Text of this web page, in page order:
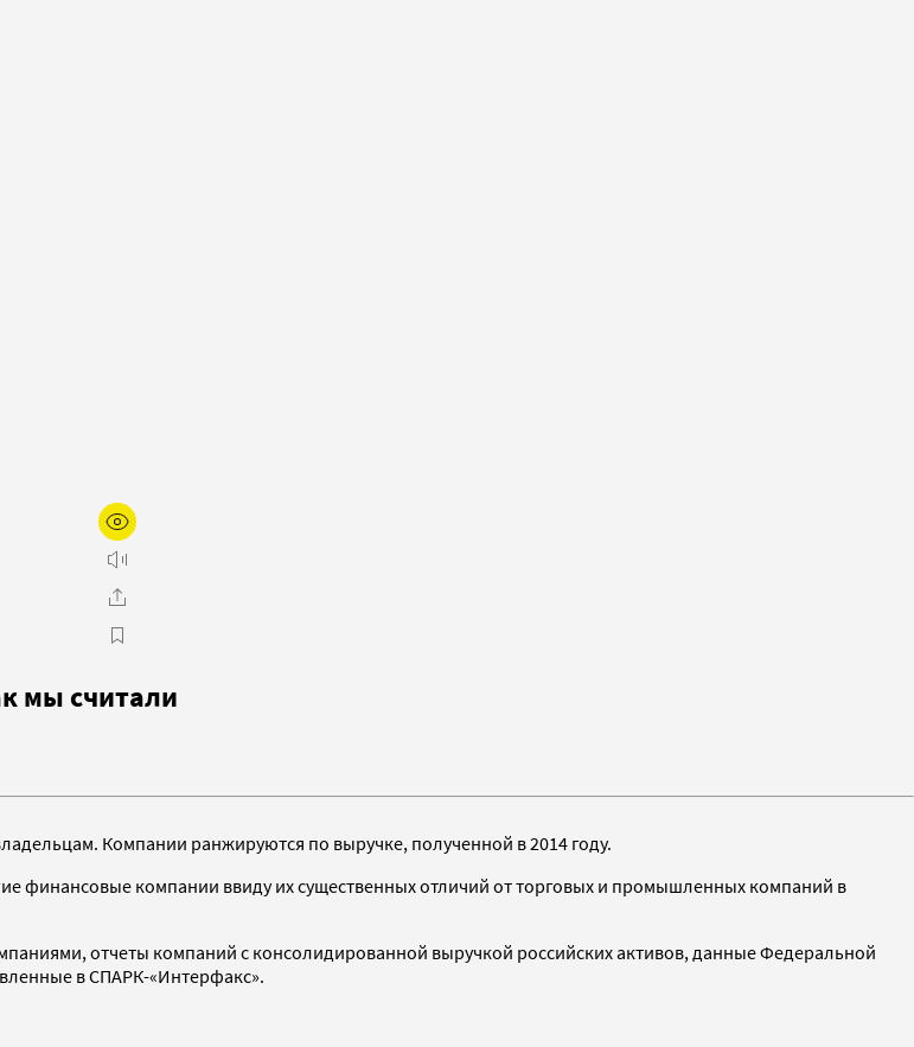
мы считали
Компании ранжируются по выручке, полученной в 2014 году.
финансовые компании ввиду их существенных отличий от торговых и промышленных компаний в
отчеты компаний с консолидированной выручкой российских активов, данные Федеральной
в СПАРК-«Интерфакс».